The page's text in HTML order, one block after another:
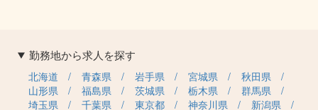
勤務地から求人を探す
北海道 青森県 岩手県 宮城県
秋田県
山形県
福島県 茨城県 栃木県
群馬県
埼玉県
千葉県 東京都 神奈川県
新潟県